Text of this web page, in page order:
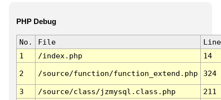
PHP Debug
No. File
Line
1
/index.php 14
2 /source/function/function_extend.php 324
3 /source/class/jzmysql.class.php
211